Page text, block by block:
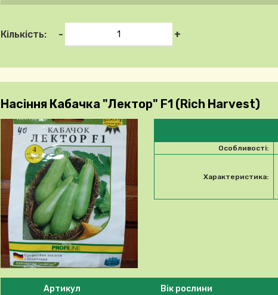
Кількість: - +
Насіння Кабачка "Лектор" F1 (Rich Harvest)
Особливості:
Характеристика:
Будь ласка, виберіть продукт
Артикул Вік рослини